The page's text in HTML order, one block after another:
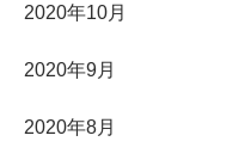
2020年10月
2020年9月
2020年8月